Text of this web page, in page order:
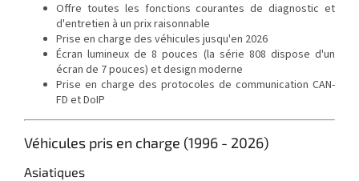
Offre toutes les fonctions courantes de diagnostic et
d'entretien à un prix raisonnable
Prise en charge des véhicules jusqu'en 2026
Écran lumineux de 8 pouces (la série 808 dispose d'un
écran de 7 pouces) et design moderne
Prise en charge des protocoles de communication CAN-
FD et DoIP
Véhicules pris en charge (1996 - 2026)
Asiatiques